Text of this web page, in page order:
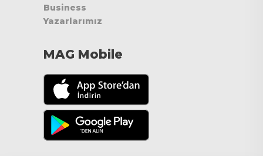
Business
Yazarlarımız
MAG Mobile